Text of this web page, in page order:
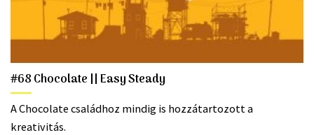
#68 Chocolate || Easy Steady
A Chocolate családhoz mindig is hozzátartozott a
kreativitás.